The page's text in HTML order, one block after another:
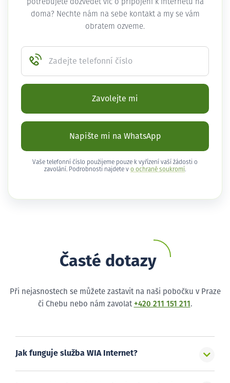
potřebujete dozvědět víc o připojení k internetu na
doma? Nechte nám na sebe kontakt a my se vám
obratem ozveme.
Zadejte telefonní číslo
Zavolejte mi
Napište mi na WhatsApp
Vaše telefonní číslo použijeme pouze k vyřízení vaší žádosti o
zavolání. Podrobnosti najdete v o ochraně soukromí .
Časté dotazy
Při nejasnostech se můžete zastavit na naši pobočku v Praze
či Chebu nebo nám zavolat +420 211 151 211 .
Jak funguje služba WIA Internet?